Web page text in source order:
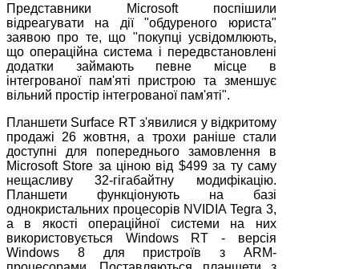
Представники Microsoft поспішили
відреагувати на дії "обдуреного юриста"
заявою про те, що "покупці усвідомлюють,
що операційна система і передвстановлені
додатки займають певне місце в
інтегрованої пам'яті пристрою та зменшує
вільний простір інтегрованої пам'яті".
Планшети Surface RT з'явилися у відкритому
продажі 26 жовтня, а трохи раніше стали
доступні для попереднього замовлення в
Microsoft Store за ціною від $499 за ту саму
нещасливу 32-гігабайтну модифікацію.
Планшети функціонують на базі
однокристальних процесорів NVIDIA Tegra 3,
а в якості операційної системи на них
використовується Windows RT - версія
Windows 8 для пристроїв з ARM-